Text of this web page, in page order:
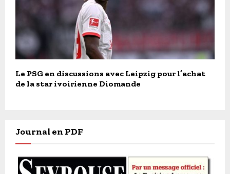
Le PSG en discussions avec Leipzig pour l’achat
de la star ivoirienne Diomande
Journal en PDF